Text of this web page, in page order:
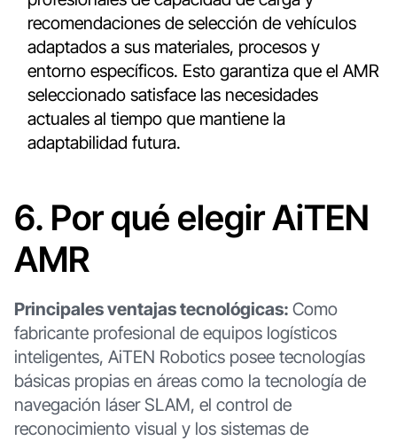
recomendaciones de selección de vehículos
adaptados a sus materiales, procesos y
entorno específicos. Esto garantiza que el AMR
seleccionado satisface las necesidades
actuales al tiempo que mantiene la
adaptabilidad futura.
6. Por qué elegir AiTEN
AMR
Principales ventajas tecnológicas: Como
fabricante profesional de equipos logísticos
inteligentes, AiTEN Robotics posee tecnologías
básicas propias en áreas como la tecnología de
navegación láser SLAM, el control de
reconocimiento visual y los sistemas de